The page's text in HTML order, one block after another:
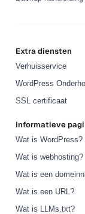
Extra diensten
Verhuisservice
WordPress
SSL certificaat
Informatieve
Wat is WordPress?
Wat is webhosting?
Wat is een
Wat is een URL?
Wat is LLMs.txt?